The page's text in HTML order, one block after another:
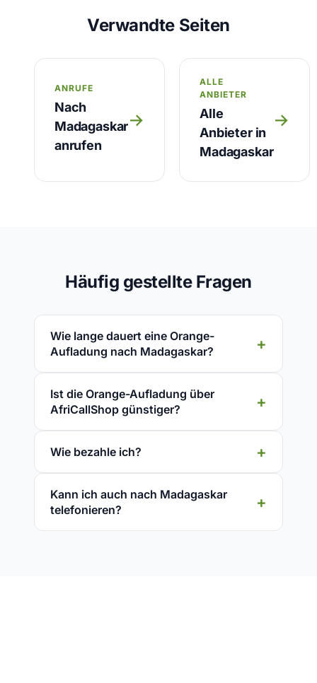
Verwandte Seiten
ANRUFE
Nach
Madagaskar
anrufen
→
ALLE
ANBIETER
Alle
Anbieter in
Madagaskar
→
Häufig gestellte Fragen
Wie lange dauert eine Orange-
Aufladung nach Madagaskar?
Ist die Orange-Aufladung über
AfriCallShop günstiger?
Wie bezahle ich?
Kann ich auch nach Madagaskar
telefonieren?